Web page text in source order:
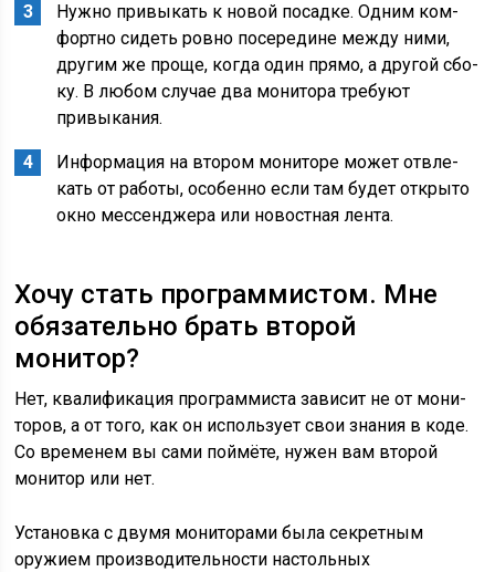
Нуж­но при­вы­кать к новой посад­ке. Одним ком­
форт­но сидеть ров­но посе­ре­дине меж­ду ними,
дру­гим же про­ще, когда один пря­мо, а дру­гой сбо­
ку. В любом слу­чае два мони­то­ра тре­бу­ют
привыкания.
Инфор­ма­ция на вто­ром мони­то­ре может отвле­
кать от рабо­ты, осо­бен­но если там будет откры­то
окно мес­сен­дже­ра или новост­ная лента.
Хочу стать программистом. Мне
обязательно брать второй
монитор?
Нет, ква­ли­фи­ка­ция про­грам­ми­ста зави­сит не от мони­
то­ров, а от того, как он исполь­зу­ет свои зна­ния в коде.
Со вре­ме­нем вы сами пой­мё­те, нужен вам вто­рой
мони­тор или нет.
Установка с двумя мониторами была секретным
оружием производительности настольных